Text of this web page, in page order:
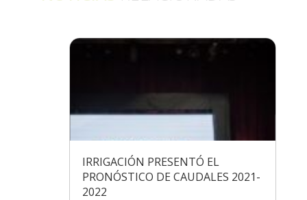
IRRIGACIÓN PRESENTÓ EL
PRONÓSTICO DE CAUDALES 2021-
2022